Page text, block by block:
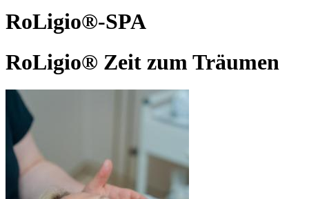
RoLigio®-SPA
RoLigio® Zeit zum Träumen